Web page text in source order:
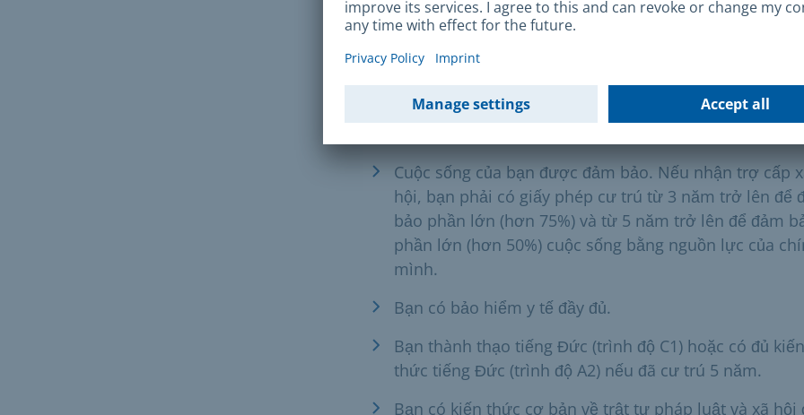
(công nhận là người tị nạn) hoặc
nạn tái định cư). Giấy phép cư trú của bạn vẫn
lực và các lý do để được công nhận là người tị nạn
hoặc người tị nạn vẫn còn tồn tại.
Cuộc sống của bạn được đảm bảo. Nếu nhận trợ cấp
hội, bạn phải có giấy phép cư trú từ 3 năm trở lên để
bảo phần lớn (hơn 75%) và từ 5 năm trở lên để đảm
phần lớn (hơn 50%) cuộc sống bằng nguồn lực của
mình.
Bạn có bảo hiểm y tế đầy đủ.
Bạn thành thạo tiếng Đức (trình độ C1) hoặc có đủ kiến
thức tiếng Đức (trình độ A2) nếu đã cư trú 5 năm.
Bạn có kiến thức cơ bản về trật tự pháp luật và xã hội